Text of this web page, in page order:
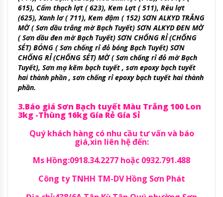
615), Cẩm thạch lợt ( 623), Kem Lợt ( 511), Rêu lợt
(625), Xanh lơ ( 711), Kem đậm ( 152) SƠN ALKYD TRẮNG
MỜ ( Sơn dầu trắng mờ Bạch Tuyết) SƠN ALKYD ĐEN MỜ
( Sơn dầu đen mờ Bạch Tuyết) SƠN CHỐNG RỈ (CHỐNG
SÉT) BÓNG ( Sơn chống rỉ đỏ bóng Bạch Tuyết) SƠN
CHỐNG RỈ (CHỐNG SÉT) MỜ ( Sơn chống rỉ đỏ mờ Bạch
Tuyết), Sơn mạ kẽm bạch tuyết , sơn epoxy bạch tuyết
hai thành phần , sơn chống rỉ epoxy bạch tuyết hai thành
phần.
3.Báo giá Sơn Bạch tuyết Màu Trắng 100 Lon
3kg -Thùng 16kg Gía Rẻ Gía Sỉ
Quý khách hàng có nhu cầu tư vấn và báo
giá,xin liên hệ đến:
Ms Hồng:0918.34.2277 hoặc 0932.791.488
Công ty TNHH TM-DV Hồng Sơn Phát